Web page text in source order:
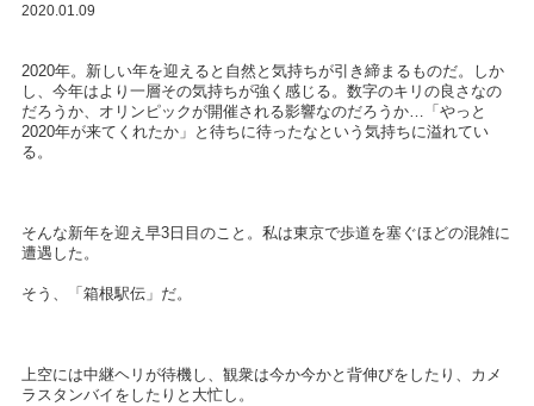
2020.01.09
2020年。新しい年を迎えると自然と気持ちが引き締まるものだ。しか
し、今年はより一層その気持ちが強く感じる。数字のキリの良さなの
だろうか、オリンピックが開催される影響なのだろうか…「やっと
2020年が来てくれたか」と待ちに待ったなという気持ちに溢れてい
る。
そんな新年を迎え早3日目のこと。私は東京で歩道を塞ぐほどの混雑に
遭遇した。
そう、「箱根駅伝」だ。
上空には中継ヘリが待機し、観衆は今か今かと背伸びをしたり、カメ
ラスタンバイをしたりと大忙し。